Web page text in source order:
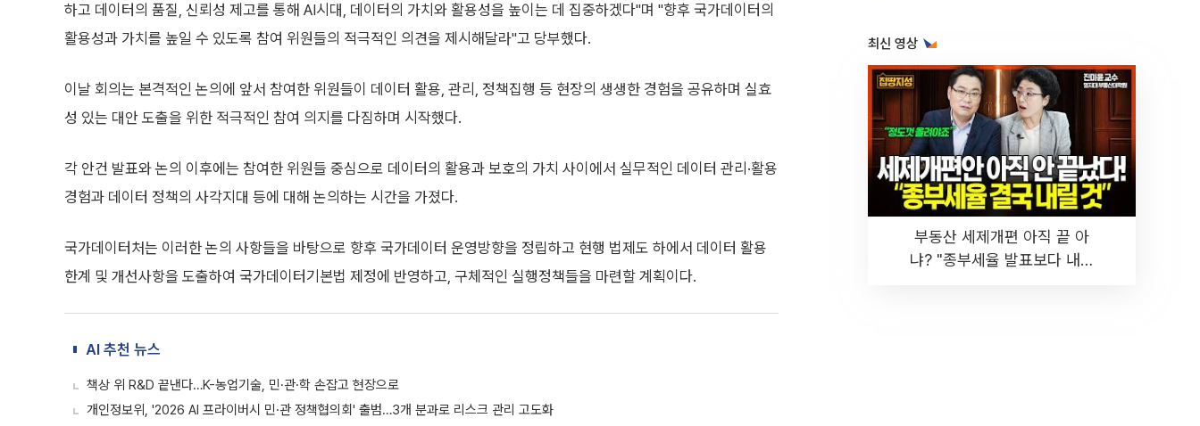
하고 데이터의 품질, 신뢰성 제고를 통해 AI시대, 데이터의 가치와 활용성을 높이는 데 집중하겠다"며 "향후 국가데이터의
활용성과 가치를 높일 수 있도록 참여 위원들의 적극적인 의견을 제시해달라"고 당부했다.
이날 회의는 본격적인 논의에 앞서 참여한 위원들이 데이터 활용, 관리, 정책집행 등 현장의 생생한 경험을 공유하며 실효
성 있는 대안 도출을 위한 적극적인 참여 의지를 다짐하며 시작했다.
각 안건 발표와 논의 이후에는 참여한 위원들 중심으로 데이터의 활용과 보호의 가치 사이에서 실무적인 데이터 관리·활용
경험과 데이터 정책의 사각지대 등에 대해 논의하는 시간을 가졌다.
국가데이터처는 이러한 논의 사항들을 바탕으로 향후 국가데이터 운영방향을 정립하고 현행 법제도 하에서 데이터 활용
한계 및 개선사항을 도출하여 국가데이터기본법 제정에 반영하고, 구체적인 실행정책들을 마련할 계획이다.
AI 추천 뉴스
책상 위 R&D 끝낸다…K-농업기술, 민·관·학 손잡고 현장으로
개인정보위, '2026 AI 프라이버시 민·관 정책협의회' 출범…3개 분과로 리스크 관리 고도화
최신 영상
부동산 세제개편 아직 끝 아
냐? "종부세율 발표보다 내릴